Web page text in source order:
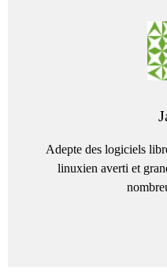
Adepte des logiciels
linuxien averti et